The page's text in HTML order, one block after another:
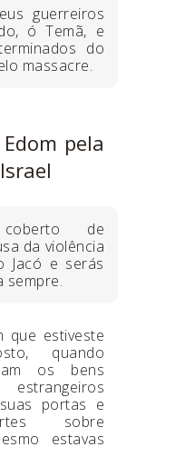
guerreiros
ó Temã, e
do
massacre.
pela
de
da violência
Jacó e serás
sempre.
que estiveste
quando
os bens
portas e
sobre
estavas